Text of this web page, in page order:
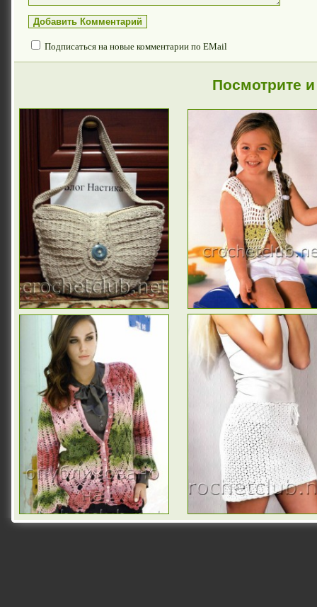
Подписаться на новые комментарии по EMail
Посмотрите